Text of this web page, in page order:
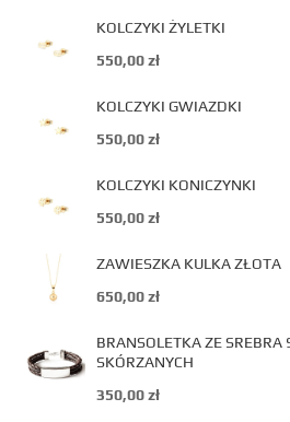
KOLCZYKI ŻYLETKI
550,00zł
KOLCZYKI GWIAZDKI
550,00zł
KOLCZYKI KONICZYNKI
550,00zł
ZAWIESZKA KULKA ZŁOTA
650,00zł
BRANSOLETKA ZE SREBRA
SKÓRZANYCH
350,00zł